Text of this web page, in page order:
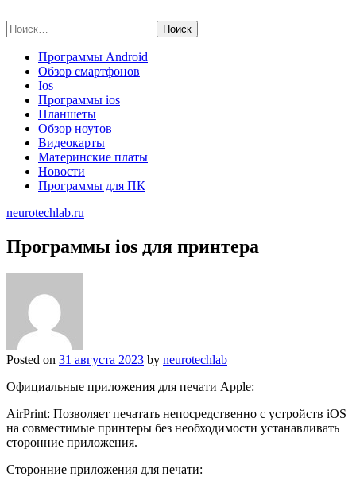
to
content
Найти:
Программы Android
Обзор смартфонов
Ios
Программы ios
Планшеты
Обзор ноутов
Видеокарты
Материнские платы
Новости
Программы для ПК
neurotechlab.ru
Программы ios для принтера
Posted on 31 августа 2023 by neurotechlab
Официальные приложения для печати Apple:
AirPrint: Позволяет печатать непосредственно с устройств iOS
на совместимые принтеры без необходимости устанавливать
сторонние приложения.
Сторонние приложения для печати: